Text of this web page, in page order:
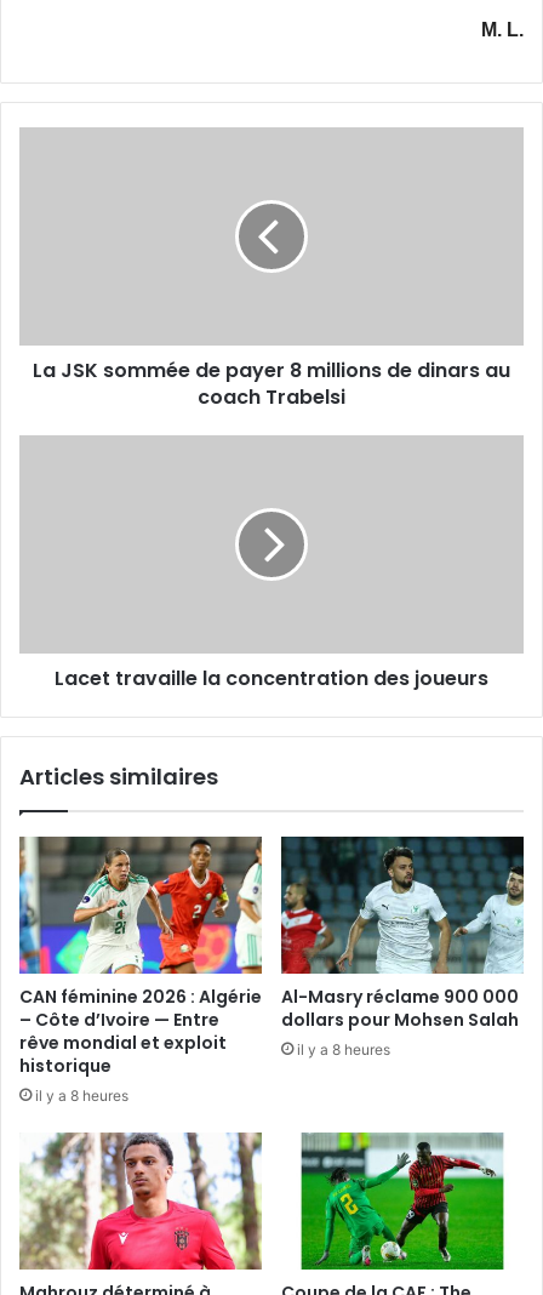
M. L.
dinars
auLa JSK sommée de payer 8 millions de dinars au
coach Trabelsi
Lacet travaille la concentration des joueurs
Articles similaires
CAN féminine 2026 : Algérie
– Côte d’Ivoire — Entre
rêve mondial et exploit
historique
il y a 8 heures
Al-Masry réclame 900 000
dollars pour Mohsen Salah
il y a 8 heures